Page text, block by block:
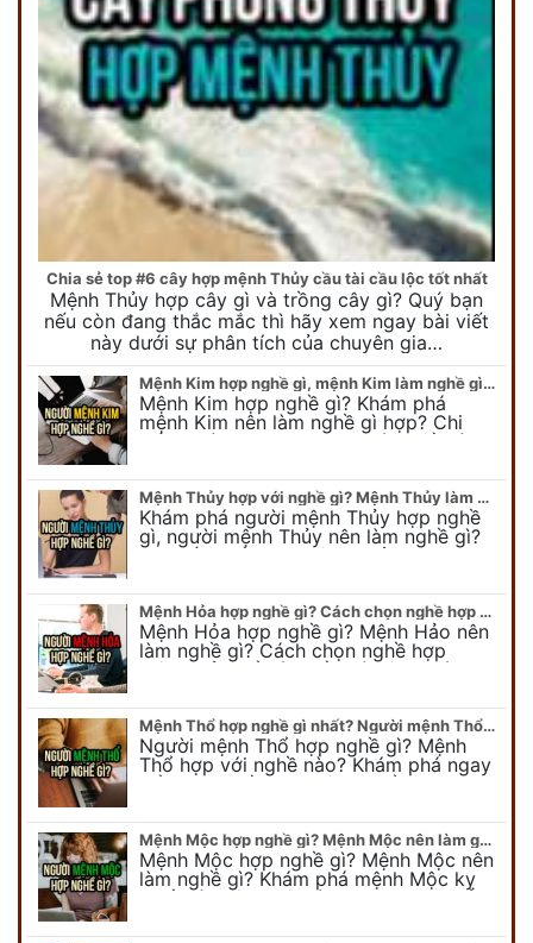
Chia sẻ top #6 cây hợp mệnh Thủy cầu tài cầu lộc tốt nhất
Mệnh Thủy hợp cây gì và trồng cây gì? Quý bạn
nếu còn đang thắc mắc thì hãy xem ngay bài viết
này dưới sự phân tích của chuyên gia…
Mệnh Kim hợp nghề gì, mệnh Kim làm nghề gì để #Phát Tài Lộc
Mệnh Kim hợp nghề gì? Khám phá
mệnh Kim nên làm nghề gì hợp? Chi
tiết người mang kim hợp với nghề gì sẽ
Mệnh Thủy hợp với nghề gì? Mệnh Thủy làm nghề gì để #Ăn nên làm ra
Khám phá người mệnh Thủy hợp nghề
gì, người mệnh Thủy nên làm nghề gì?
Chi tiết nghề hợp mệnh Thủy sẽ được
Mệnh Hỏa hợp nghề gì? Cách chọn nghề hợp mệnh Hỏa hút nhiều tài lộc
Mệnh Hỏa hợp nghề gì? Mệnh Hảo nên
làm nghề gì? Cách chọn nghề hợp
mệnh Hỏa để hút nhiều tài lộc. Giúp
Mệnh Thổ hợp nghề gì nhất? Người mệnh Thổ kỵ nghề gì?
Người mệnh Thổ hợp nghề gì? Mệnh
Thổ hợp với nghề nào? Khám phá ngay
để chọn nghề hợp mệnh Thổ. Cũng như
Mệnh Mộc hợp nghề gì? Mệnh Mộc nên làm gì? Mệnh Mộc kỵ nghề nào?
Mệnh Mộc hợp nghề gì? Mệnh Mộc nên
làm nghề gì? Khám phá mệnh Mộc kỵ
nghề gì không nên làm. Xem ngay để